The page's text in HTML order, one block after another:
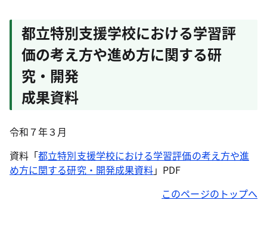
都立特別支援学校における学習評
価の考え方や進め方に関する研
究・開発
成果資料
令和７年３月
資料「都立特別支援学校における学習評価の考え方や進
め方に関する研究・開発成果資料」PDF
このページのトップへ